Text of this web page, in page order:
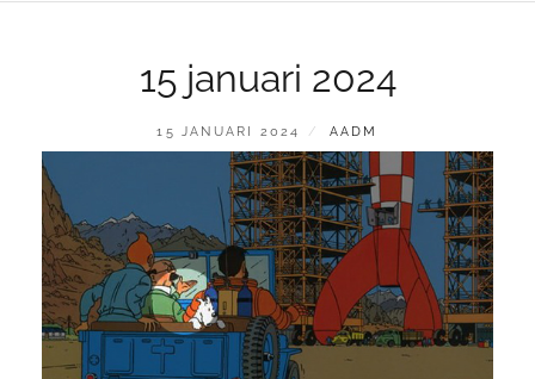
15 januari 2024
GEPLAATST
OP
15 JANUARI 2024 BY
AADM